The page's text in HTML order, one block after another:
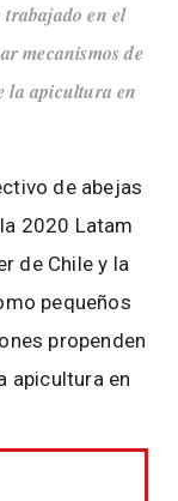
en el
mecanismos de
la apicultura en
de abejas
2020 Latam
de Chile y la
pequeños
propenden
apicultura en